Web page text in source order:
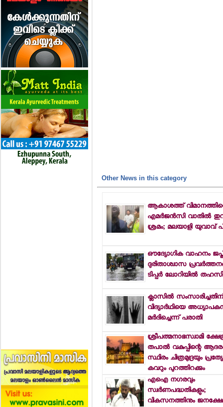
Other News in this category
ആകാശത്ത്
എമര്‍ജന്‍സി വാതില്‍
ശ്രമം; മലയാളി യുവാവ്
ഔദ്യോഗിക വാഹനം
ദുരിതാശ്വാസ
ടിപ്പര്‍ ലോറിയില്‍
ക്ലാസില്‍ സംസാരിച്ചതിന്
വിദ്യാര്‍ഥിയെ
മര്‍ദിച്ചെന്ന് പരാതി
ശ്രീപത്മനാഭസ്വാമി
തപാല്‍ വകുപ്പിന്റെ
സ്ഥിരം ചിത്രമുദ്രയും
കവറും പുറത്തിറക്കും
എഐ നഗരവും
സ്വര്‍ണപദ്ധതികളും;
വികസനത്തിനും